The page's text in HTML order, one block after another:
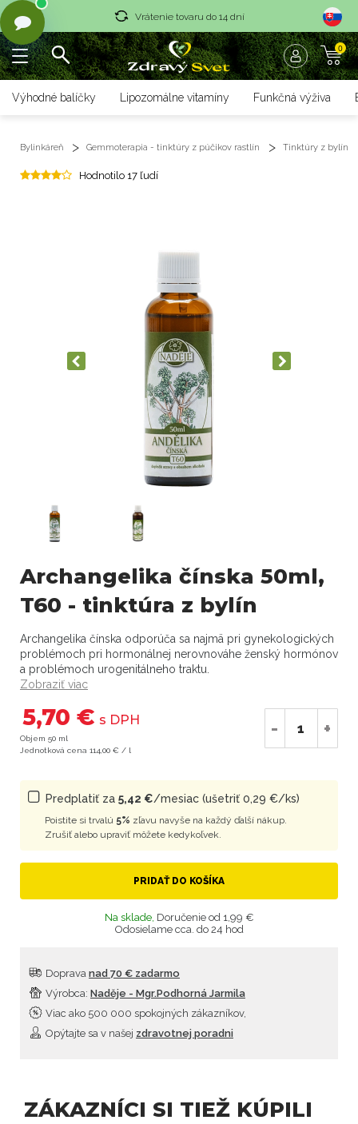
Vrátenie tovaru do 14 dní
Rýchle dodanie <36 hod
Rýchle dodanie <36 hod
0
Výhodné balíčky Lipozomálne vitamíny Funkčná výživa
Bylinkáreň Gemmoterapia - tinktúry z púčikov rastlín Tinktúry z bylín
Hodnotilo 17 ľudí
Archangelika čínska 50ml,
T60 - tinktúra z bylín
Archangelika čínska odporúča sa najmä pri gynekologických
problémoch pri hormonálnej nerovnováhe ženský hormónov
a problémoch urogenitálneho traktu.
Zobraziť viac
5,70 € s DPH
Objem 50 ml
Jednotková cena 114,00 € / l
- +
Predplatiť za 5,42 €/mesiac (ušetriť 0,29 €/ks)
Poistite si trvalú 5% zľavu navyše na každý ďalší nákup.
Zrušiť alebo upraviť môžete kedykoľvek.
PRIDAŤ DO KOŠÍKA
Na sklade, Doručenie od 1,99 €
Odosielame cca. do 24 hod
Doprava nad 70 € zadarmo
Viac ako 500 000 spokojných zákazníkov,
Výrobca: Naděje - Mgr.Podhorná Jarmila
Opýtajte sa v našej zdravotnej poradni
ZÁKAZNÍCI SI TIEŽ KÚPILI